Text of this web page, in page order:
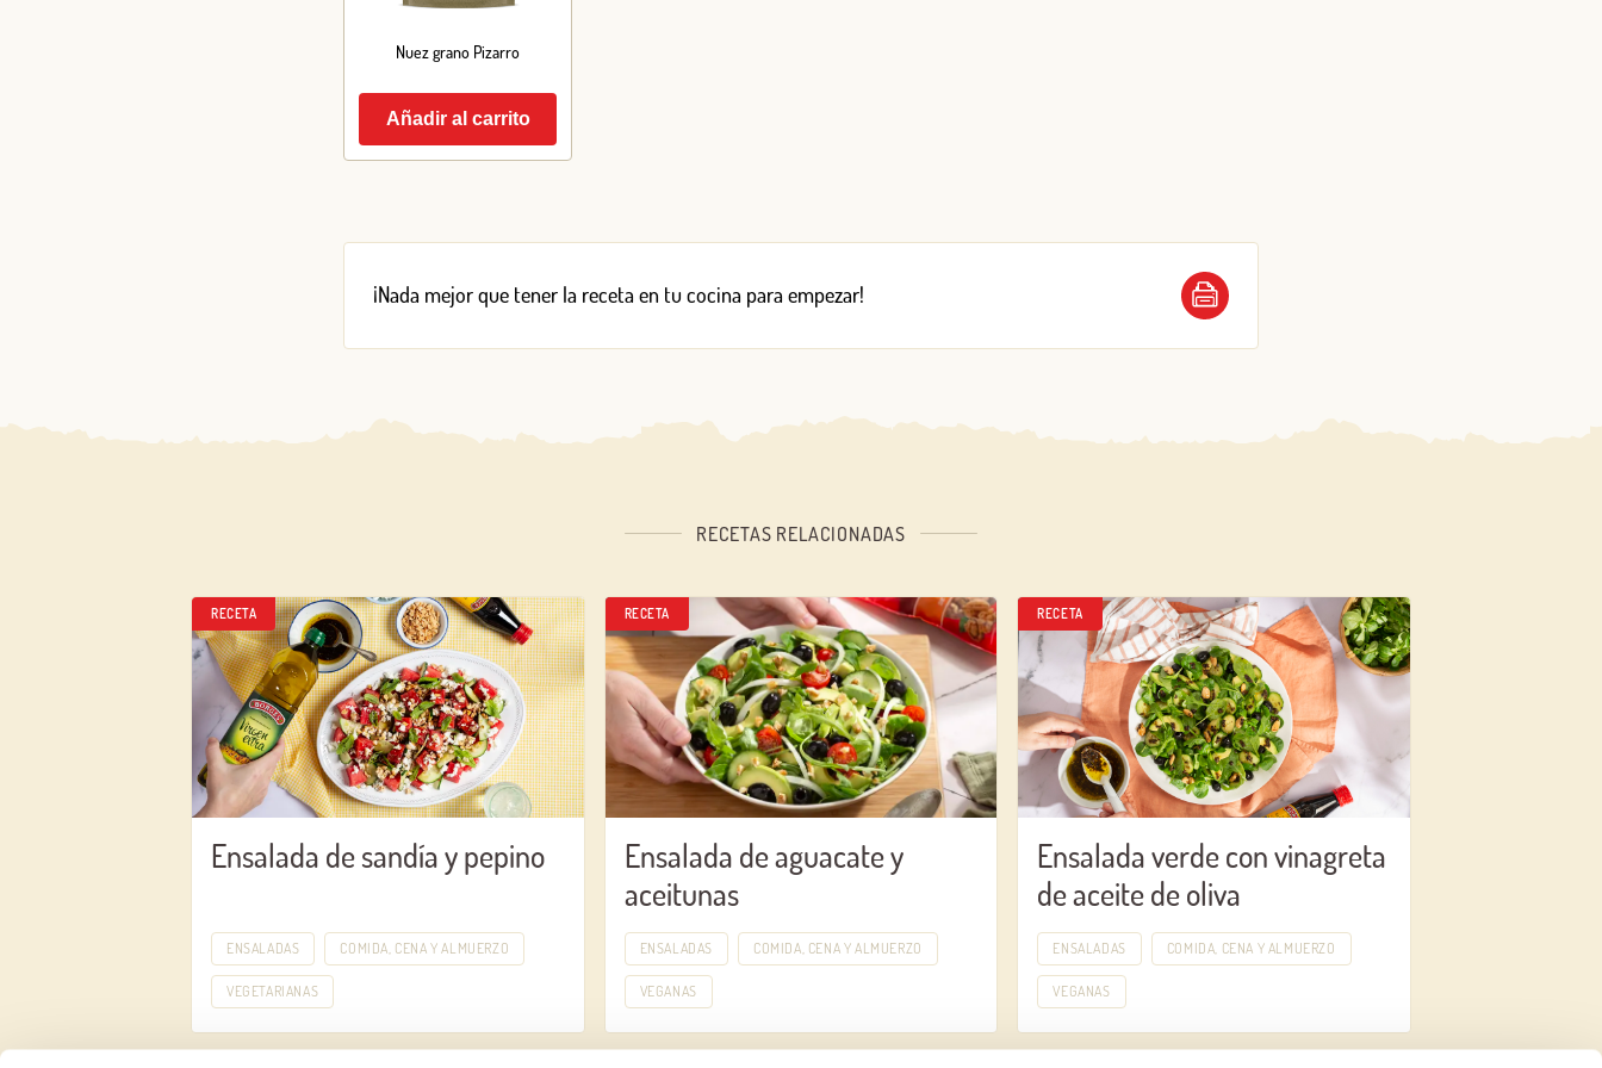
Nuez grano Pizarro
Añadir al carrito
¡Nada mejor que tener la receta en tu cocina para empezar!
RECETAS RELACIONADAS
RECETA
Ensalada de sandía y pepino
ENSALADAS COMIDA, CENA Y ALMUERZO
VEGETARIANAS
RECETA
Ensalada de aguacate y
aceitunas
ENSALADAS COMIDA, CENA Y ALMUERZO
VEGANAS
RECETA
Ensalada verde con vinagreta
de aceite de oliva
ENSALADAS COMIDA, CENA Y ALMUERZO
VEGANAS